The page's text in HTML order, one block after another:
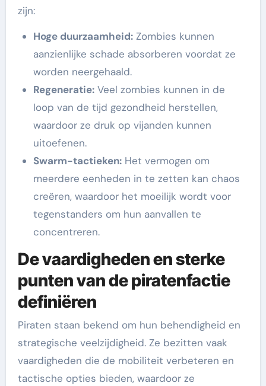
zijn:
Hoge duurzaamheid:Zombies kunnen
aanzienlijke schade absorberen voordat ze
worden neergehaald.
Regeneratie:Veel zombies kunnen in de
loop van de tijd gezondheid herstellen,
waardoor ze druk op vijanden kunnen
uitoefenen.
Swarm-tactieken:Het vermogen om
meerdere eenheden in te zetten kan chaos
creëren, waardoor het moeilijk wordt voor
tegenstanders om hun aanvallen te
concentreren.
De vaardigheden en sterke
punten van de piratenfactie
definiëren
Piraten staan bekend om hun behendigheid en
strategische veelzijdigheid. Ze bezitten vaak
vaardigheden die de mobiliteit verbeteren en
tactische opties bieden, waardoor ze